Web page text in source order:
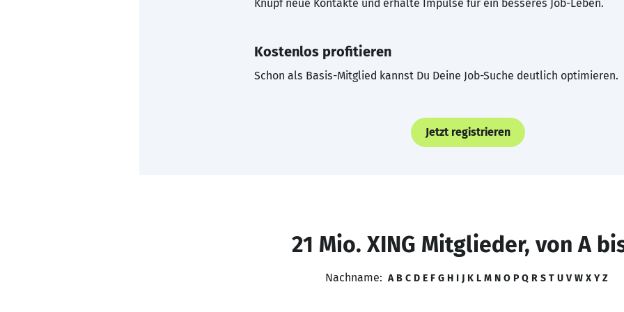
Knüpf neue Kontakte und erhalte Impulse für ein besseres Job-Leben.
Kostenlos profitieren
Schon als Basis-Mitglied kannst Du Deine Job-Suche deutlich optimieren.
Jetzt registrieren
21 Mio. XING Mitglieder, von A
Nachname: A B C D E F G H I J K L M N O P Q R S T U V W X Y Z